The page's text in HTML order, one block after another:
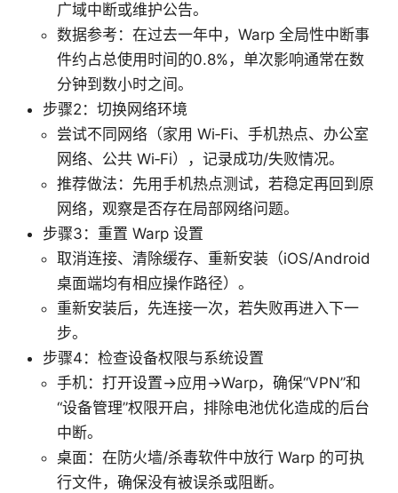
广域中断或维护公告。
数据参考：在过去一年中，Warp 全局性中断事
件约占总使用时间的0.8%，单次影响通常在数
分钟到数小时之间。
步骤2：切换网络环境
尝试不同网络（家用 Wi‑Fi、手机热点、办公室
网络、公共 Wi‑Fi），记录成功/失败情况。
推荐做法：先用手机热点测试，若稳定再回到原
网络，观察是否存在局部网络问题。
步骤3：重置 Warp 设置
取消连接、清除缓存、重新安装（iOS/Android
桌面端均有相应操作路径）。
重新安装后，先连接一次，若失败再进入下一
步。
步骤4：检查设备权限与系统设置
手机：打开设置→应用→Warp，确保“VPN”和
“设备管理”权限开启，排除电池优化造成的后台
中断。
桌面：在防火墙/杀毒软件中放行 Warp 的可执
行文件，确保没有被误杀或阻断。